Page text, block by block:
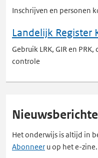
Inschrijven en personen
Landelijk Register
Gebruik LRK, GIR en
controle
Het onderwijs is altijd in
Abonneer u op het e-zine.